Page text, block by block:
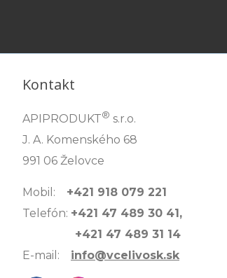
Kontakt
APIPRODUKT® s.r.o.
J. A. Komenského 68
991 06 Želovce
Mobil: +421 918 079 221
Telefón: +421 47 489 30 41,
+421 47 489 31 14
E-mail: info@vcelivosk.sk